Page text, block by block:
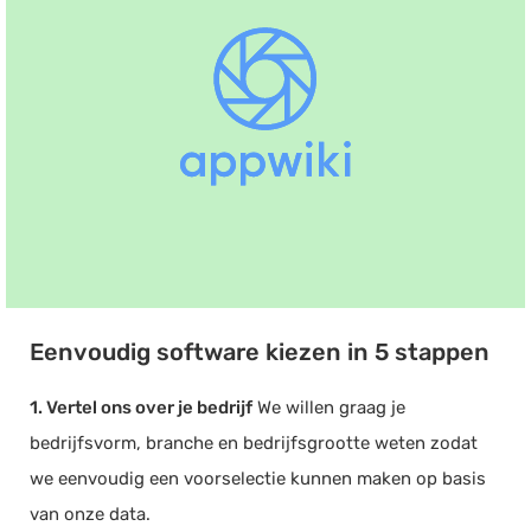
Eenvoudig software kiezen in 5 stappen
1. Vertel ons over je bedrijfWe willen graag je
bedrijfsvorm, branche en bedrijfsgrootte weten zodat
we eenvoudig een voorselectie kunnen maken op basis
van onze data.